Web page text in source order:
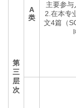
第
三
层
次
A
类
主要参与
2.在本专
文4篇（